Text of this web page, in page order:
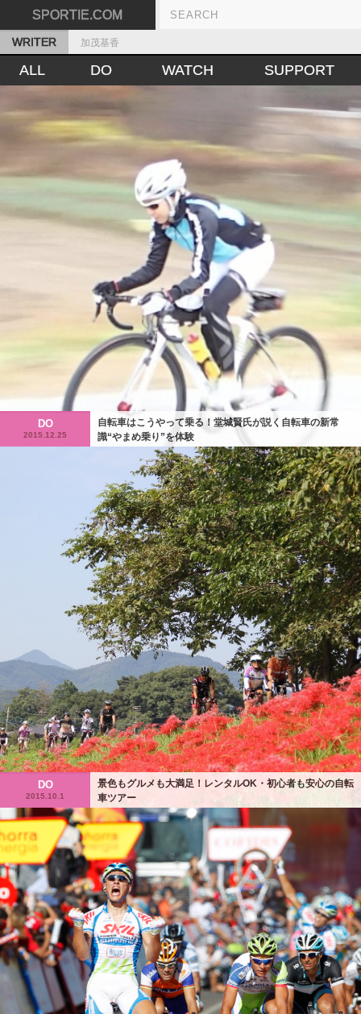
SPORTIE.COM
WRITER 加茂基香
ALL DO WATCH SUPPORT
DO
2015.12.25
自転車はこうやって乗る！堂城賢氏が説く自転車の新常
識“やまめ乗り”を体験
DO
2015.10.1
景色もグルメも大満足！レンタルOK・初心者も安心の自転
車ツアー